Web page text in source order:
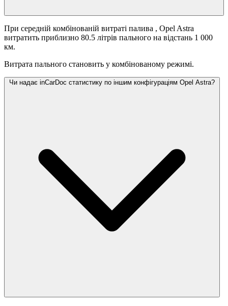
При середній комбінованій витраті палива , Opel Astra
витратить приблизно 80.5 літрів пального на відстань 1 000
км.
Витрата пального становить у комбінованому режимі.
Чи надає inCarDoc статистику по іншим конфігураціям Opel Astra?